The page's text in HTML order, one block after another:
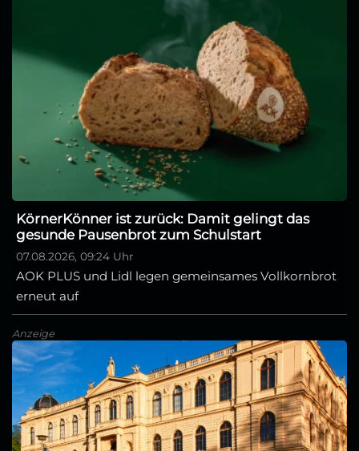
KörnerKönner ist zurück: Damit gelingt das
gesunde Pausenbrot zum Schulstart
07.08.2026, 09:24 Uhr
AOK PLUS und Lidl legen gemeinsames Vollkornbrot
erneut auf
Anzeige